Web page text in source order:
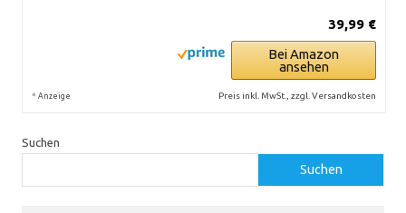
39,99 €
Bei Amazon
ansehen
* Anzeige Preis inkl. MwSt., zzgl. Versandkosten
Suchen
Suchen